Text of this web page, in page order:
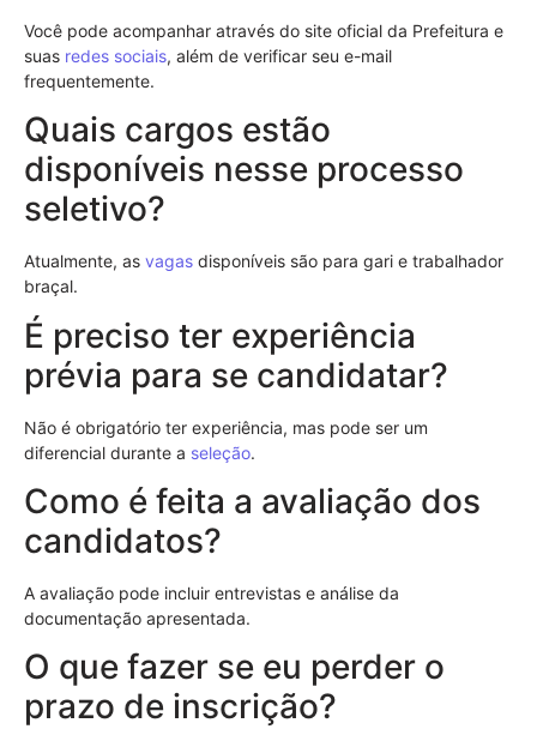
Você pode acompanhar através do site oficial da Prefeitura e
suas redes sociais, além de verificar seu e-mail
frequentemente.
Quais cargos estão
disponíveis nesse processo
seletivo?
Atualmente, as vagas disponíveis são para gari e trabalhador
braçal.
É preciso ter experiência
prévia para se candidatar?
Não é obrigatório ter experiência, mas pode ser um
diferencial durante a seleção.
Como é feita a avaliação dos
candidatos?
A avaliação pode incluir entrevistas e análise da
documentação apresentada.
O que fazer se eu perder o
prazo de inscrição?